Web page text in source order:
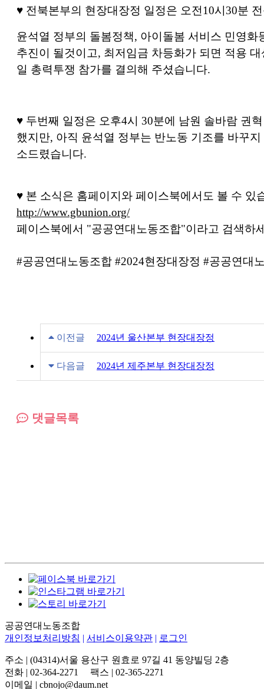
♥ 전북본부의 현장대장정 일정은 오전10시30분
윤석열 정부의 돌봄정책, 아이돌봄 서비스 민영
추진이 될것이고, 최저임금 차등화가 되면 적용
일 총력투쟁 참가를 결의해 주셨습니다.
♥ 두번째 일정은 오후4시 30분에 남원 솔바람 권
했지만, 아직 윤석열 정부는 반노동 기조를 바꾸
소드렸습니다.
♥ 본 소식은 홈페이지와 페이스북에서도 볼 수 있
http://www.gbunion.org/
페이스북에서 "공공연대노동조합"이라고 검색하
#공공연대노동조합 #2024현장대장정 #공공연대
이전글 2024년 울산본부 현장대장정
다음글 2024년 제주본부 현장대장정
댓글목록
공공연대노동조합
개인정보처리방침 | 서비스이용약관 | 로그인
주소 | (04314)서울 용산구 원효로 97길 41 동양빌딩 2층
전화 | 02-364-2271 팩스 | 02-365-2271
이메일 | cbnojo@daum.net